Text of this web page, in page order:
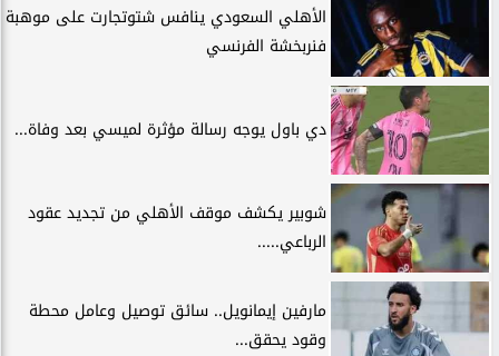
الأهلي السعودي ينافس شتوتجارت على موهبة
فنربخشة الفرنسي
دي باول يوجه رسالة مؤثرة لميسي بعد وفاة...
شوبير يكشف موقف الأهلي من تجديد عقود
الرباعي.....
مارفين إيمانويل.. سائق توصيل وعامل محطة
وقود يحقق...